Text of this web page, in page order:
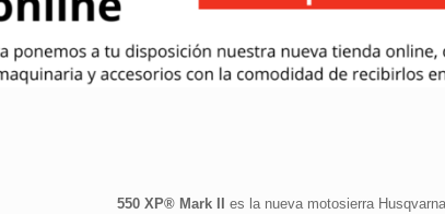
550 XP® Mark II es la nueva motosierra